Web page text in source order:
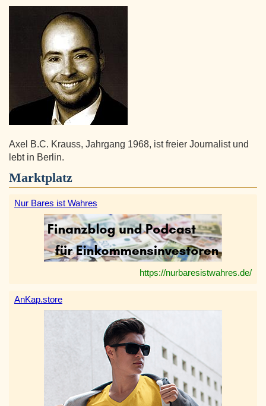
Axel B.C. Krauss, Jahrgang 1968, ist freier Journalist und
lebt in Berlin.
Marktplatz
Nur Bares ist Wahres
https://nurbaresistwahres.de/
AnKap.store